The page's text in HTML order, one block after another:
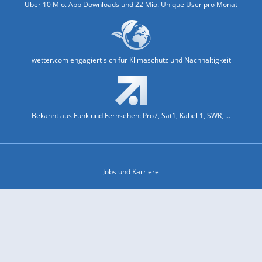
Über 10 Mio. App Downloads und 22 Mio. Unique User pro Monat
wetter.com engagiert sich für Klimaschutz und Nachhaltigkeit
Bekannt aus Funk und Fernsehen: Pro7, Sat1, Kabel 1, SWR, ...
Jobs und Karriere